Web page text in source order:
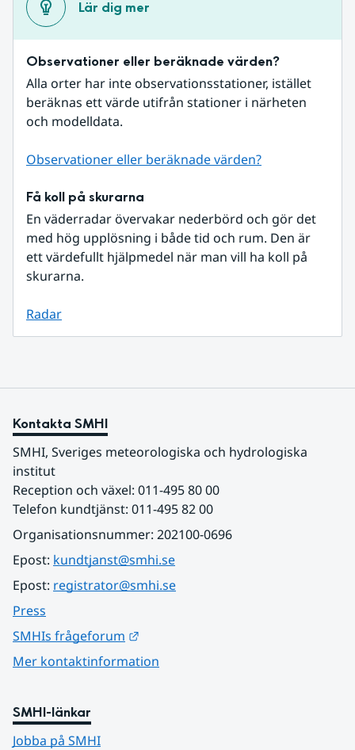
Lär dig mer
Observationer eller beräknade värden?
Alla orter har inte observationsstationer, istället
beräknas ett värde utifrån stationer i närheten
och modelldata.
Observationer eller beräknade värden?
Få koll på skurarna
En väderradar övervakar nederbörd och gör det
med hög upplösning i både tid och rum. Den är
ett värdefullt hjälpmedel när man vill ha koll på
skurarna.
Radar
Kontakta SMHI
SMHI, Sveriges meteorologiska och hydrologiska
institut
Reception och växel: 011-495 80 00
Telefon kundtjänst: 011-495 82 00
Organisationsnummer: 202100-0696
Epost: kundtjanst@smhi.se
Epost: registrator@smhi.se
Press
SMHIs frågeforum
Mer kontaktinformation
SMHI-länkar
Jobba på SMHI